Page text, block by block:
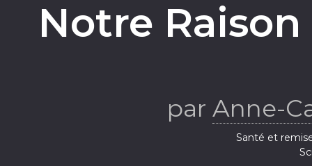
Notre
l'éco-
par Anne-
Santé et